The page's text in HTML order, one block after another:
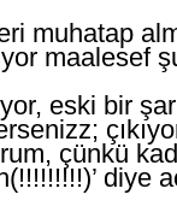
muhatap
maalesef
eski bir
çünkü
diye